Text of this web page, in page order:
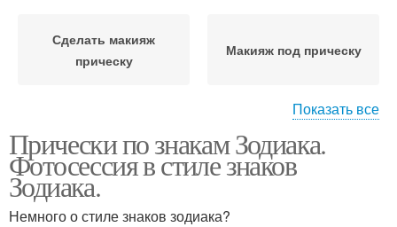
Сделать макияж
прическу
Макияж под прическу
Прически по знакам Стрижка по знаку
Показать все
Прически по знакам Зодиака.
Фотосессия в стиле знаков
Зодиака.
Немного о стиле знаков зодиака?